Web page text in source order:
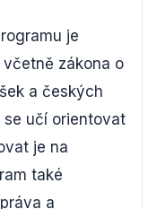
je
včetně zákona o
a českých
učí orientovat
je na
také
a